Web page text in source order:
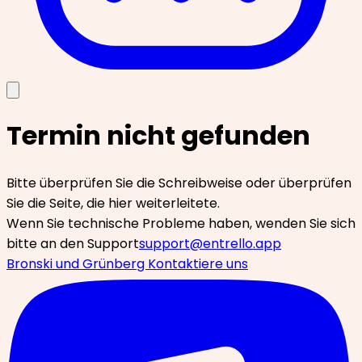
Termin nicht gefunden
Bitte überprüfen Sie die Schreibweise oder überprüfen
Sie die Seite, die hier weiterleitete.
Wenn Sie technische Probleme haben, wenden Sie sich
bitte an den Supportsupport@entrello.app
Bronski und Grünberg Kontaktiere uns